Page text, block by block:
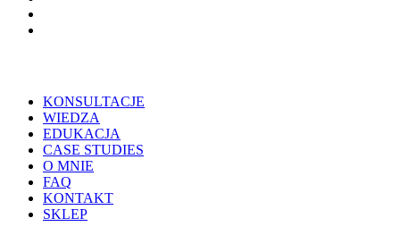
Close
Menu
KONSULTACJE
WIEDZA
EDUKACJA
CASE STUDIES
O MNIE
FAQ
KONTAKT
SKLEP